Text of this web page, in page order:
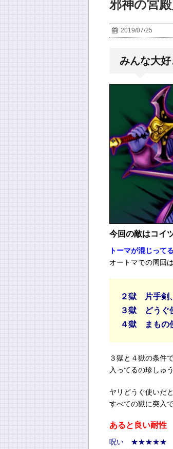
邪神の宮
2019/07/25
みんな大好
今回の敵はコイ
トーマが混じって
オートマでの周回
２獄 片手剣
３獄 どうぐ
４獄 まもの
３獄と４獄の条件
入ってるの珍しゅ
ヤリどうぐ使いだと
すべての獄に突入で
あると良い耐性
呪い ★★★★★